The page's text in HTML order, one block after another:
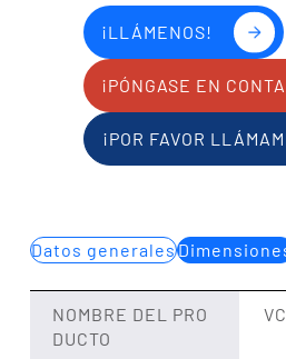
¡LLÁMENOS!
¡PÓNGASE EN
¡POR FAVOR
Datos generales
NOMBRE DEL PRO
DUCTO